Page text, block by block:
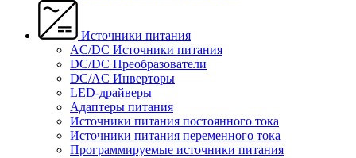
Источники питания
AC/DC Источники питания
DC/DC Преобразователи
DC/AC Инверторы
LED-драйверы
Адаптеры питания
Источники питания постоянного тока
Источники питания переменного тока
Программируемые источники питания